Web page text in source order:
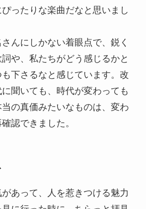
ったりな楽曲だなと思いまし
んにしかない着眼点で、鋭く
や、私たちがどう感じるかと
下さるなと感じています。改
聞いても、時代が変わっても
の真価みたいなものは、変わ
認できました。
あって、人を惹きつける魅力